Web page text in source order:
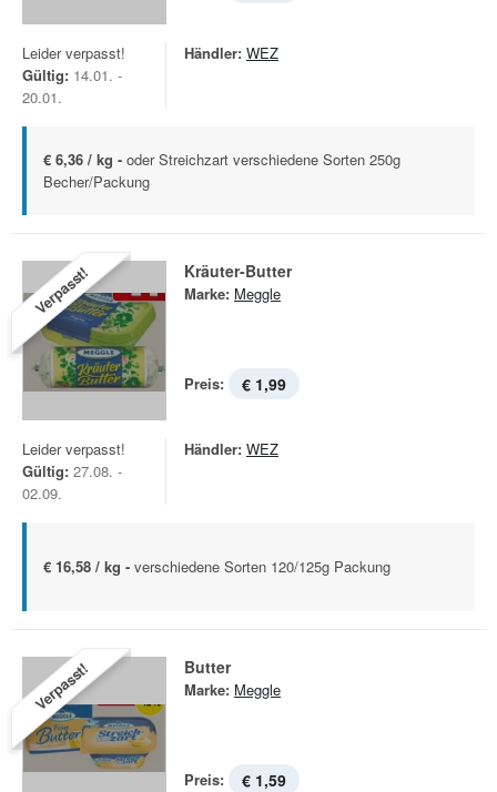
Leider verpasst!
Gültig: 14.01. -
20.01.
Händler: WEZ
€ 6,36 / kg - oder Streichzart verschiedene Sorten 250g
Becher/Packung
Verpasst! Kräuter-Butter
Marke: Meggle
Preis: € 1,99
Leider verpasst!
Gültig: 27.08. -
02.09.
Händler: WEZ
€ 16,58 / kg - verschiedene Sorten 120/125g Packung
Verpasst! Butter
Marke: Meggle
Preis: € 1,59